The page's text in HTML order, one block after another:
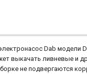
Dab модели
выкачать ливневые и
не подвергаются